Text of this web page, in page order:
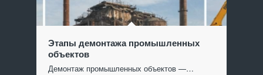
Этапы демонтажа промышленных
объектов
Демонтаж промышленных объектов —…